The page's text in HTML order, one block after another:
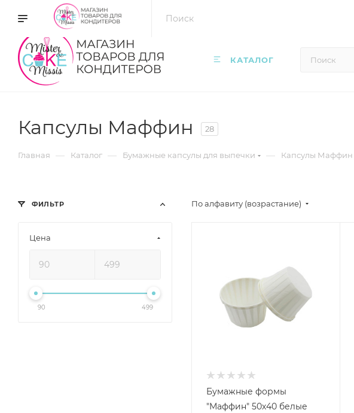
Как сделать заказ
КАТАЛОГ
Капсулы Маффин 28
Главная — Каталог — Бумажные капсулы для выпечки — Капсулы Маффин
По алфавиту (возрастание)
Бумажные формы
"Маффин" 50х40 белые
ФИЛЬТР
Цена
90 499